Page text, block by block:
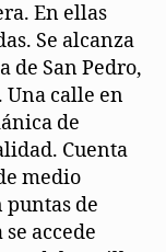
En ellas
Se alcanza
de San Pedro,
Una calle en
de
Cuenta
medio
puntas de
accede